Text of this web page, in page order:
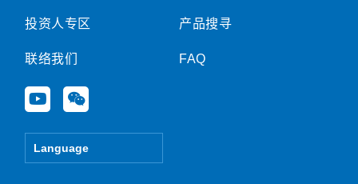
投资人专区
联络我们
Y
o
u
W
e
i
Language
产品搜寻
FAQ